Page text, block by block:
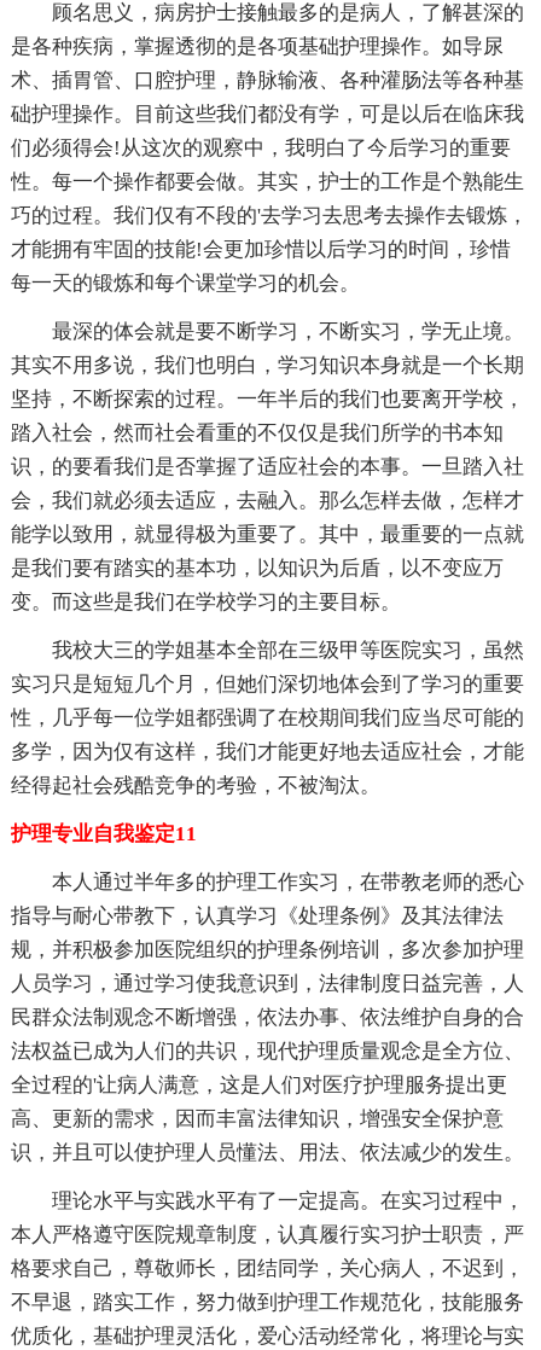
顾名思义，病房护士接触最多的是病人，了解甚深的
是各种疾病，掌握透彻的是各项基础护理操作。如导尿
术、插胃管、口腔护理，静脉输液、各种灌肠法等各种基
础护理操作。目前这些我们都没有学，可是以后在临床我
们必须得会!从这次的观察中，我明白了今后学习的重要
性。每一个操作都要会做。其实，护士的工作是个熟能生
巧的过程。我们仅有不段的'去学习去思考去操作去锻炼，
才能拥有牢固的技能!会更加珍惜以后学习的时间，珍惜
每一天的锻炼和每个课堂学习的机会。
最深的体会就是要不断学习，不断实习，学无止境。
其实不用多说，我们也明白，学习知识本身就是一个长期
坚持，不断探索的过程。一年半后的我们也要离开学校，
踏入社会，然而社会看重的不仅仅是我们所学的书本知
识，的要看我们是否掌握了适应社会的本事。一旦踏入社
会，我们就必须去适应，去融入。那么怎样去做，怎样才
能学以致用，就显得极为重要了。其中，最重要的一点就
是我们要有踏实的基本功，以知识为后盾，以不变应万
变。而这些是我们在学校学习的主要目标。
我校大三的学姐基本全部在三级甲等医院实习，虽然
实习只是短短几个月，但她们深切地体会到了学习的重要
性，几乎每一位学姐都强调了在校期间我们应当尽可能的
多学，因为仅有这样，我们才能更好地去适应社会，才能
经得起社会残酷竞争的考验，不被淘汰。
护理专业自我鉴定11
本人通过半年多的护理工作实习，在带教老师的悉心
指导与耐心带教下，认真学习《处理条例》及其法律法
规，并积极参加医院组织的护理条例培训，多次参加护理
人员学习，通过学习使我意识到，法律制度日益完善，人
民群众法制观念不断增强，依法办事、依法维护自身的合
法权益已成为人们的共识，现代护理质量观念是全方位、
全过程的'让病人满意，这是人们对医疗护理服务提出更
高、更新的需求，因而丰富法律知识，增强安全保护意
识，并且可以使护理人员懂法、用法、依法减少的发生。
理论水平与实践水平有了一定提高。在实习过程中，
本人严格遵守医院规章制度，认真履行实习护士职责，严
格要求自己，尊敬师长，团结同学，关心病人，不迟到，
不早退，踏实工作，努力做到护理工作规范化，技能服务
优质化，基础护理灵活化，爱心活动经常化，将理论与实